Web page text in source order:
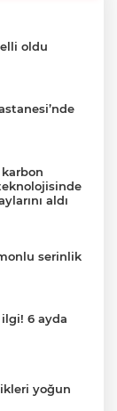
oldu
karbon
aldı
serinlik
6 ayda
yoğun